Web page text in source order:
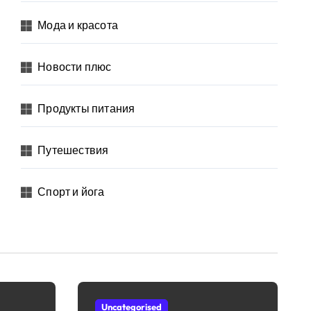
Мода и красота
Новости плюс
Продукты питания
Путешествия
Спорт и йога
Uncategorised